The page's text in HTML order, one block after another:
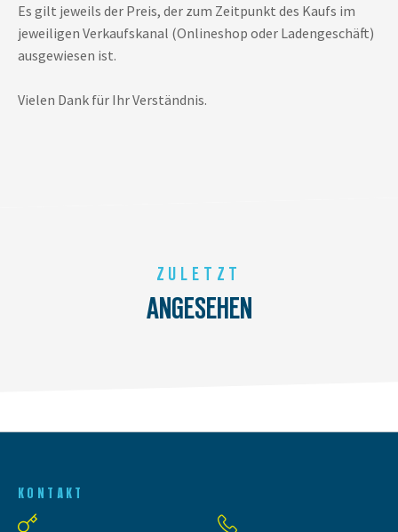
Es gilt jeweils der Preis, der zum Zeitpunkt des Kaufs im
jeweiligen Verkaufskanal (Onlineshop oder Ladengeschäft)
ausgewiesen ist.
Vielen Dank für Ihr Verständnis.
ZULETZT
ANGESEHEN
KONTAKT